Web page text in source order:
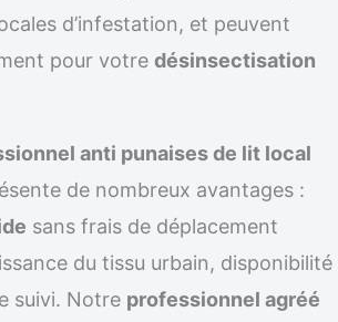
d’infestation, et peuvent
pour votre désinsectisation
anti punaises de lit local
de nombreux avantages :
sans frais de déplacement
du tissu urbain, disponibilité
suivi. Notre professionnel agréé